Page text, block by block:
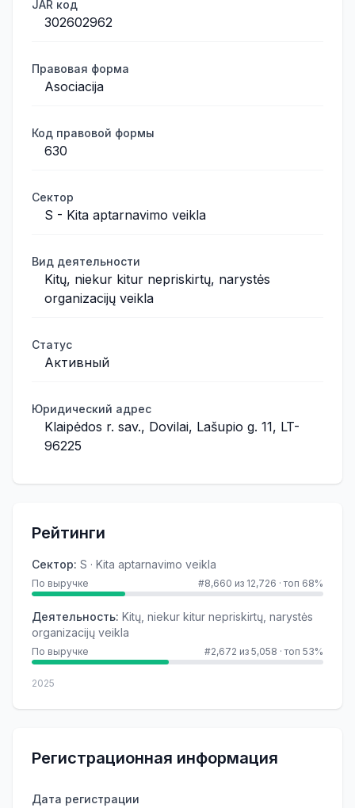
JAR код
302602962
Правовая форма
Asociacija
Код правовой формы
630
Сектор
S - Kita aptarnavimo veikla
Вид деятельности
Kitų, niekur kitur nepriskirtų, narystės
organizacijų veikla
Статус
Активный
Юридический адрес
Klaipėdos r. sav., Dovilai, Lašupio g. 11, LT-
96225
Рейтинги
Сектор: S · Kita aptarnavimo veikla
По выручке #8,660 из 12,726 ·топ 68%
Деятельность: Kitų, niekur kitur nepriskirtų, narystės
organizacijų veikla
По выручке #2,672 из 5,058 ·топ 53%
2025
Регистрационная информация
Дата регистрации